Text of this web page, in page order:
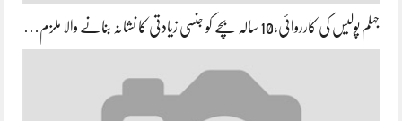
جہلم پولیس کی کارروائی،10 سالہ بچے کو جنسی زیادتی کا نشانہ بنانے والا ملزم…